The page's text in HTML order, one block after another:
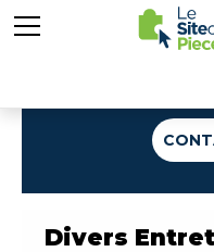
Divers